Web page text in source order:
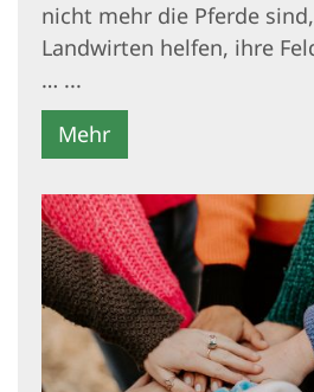
nicht mehr die Pferde
Landwirten helfen, ihre
… ...
Mehr